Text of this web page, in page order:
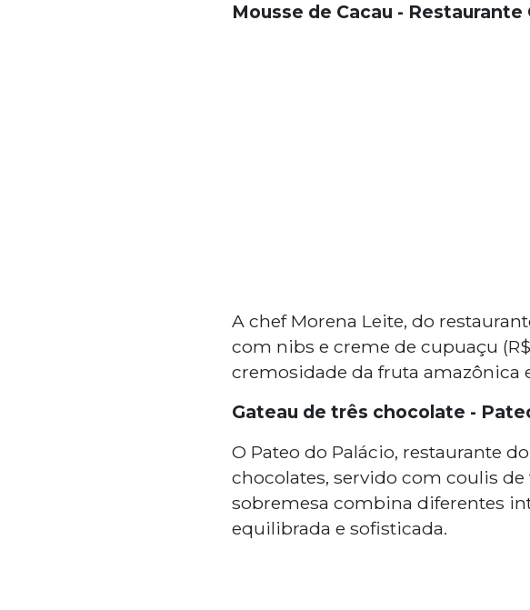
Mousse de Cacau - Restaurante
A chef Morena Leite, do
com nibs e creme de cupuaçu
cremosidade da fruta amazônica
Gateau de três chocolate -
O Pateo do Palácio, restaurante
chocolates, servido com coulis de
sobremesa combina diferentes
equilibrada e sofisticada.